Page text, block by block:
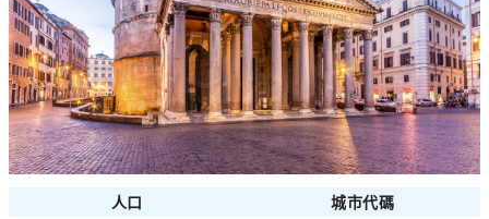
人口
城市代碼